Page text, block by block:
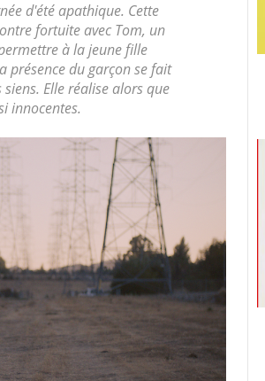
d'été apathique. Cette
fortuite avec Tom, un
àlajeunefille
présence du garçon se fait
Elle réalise alors que
innocentes.